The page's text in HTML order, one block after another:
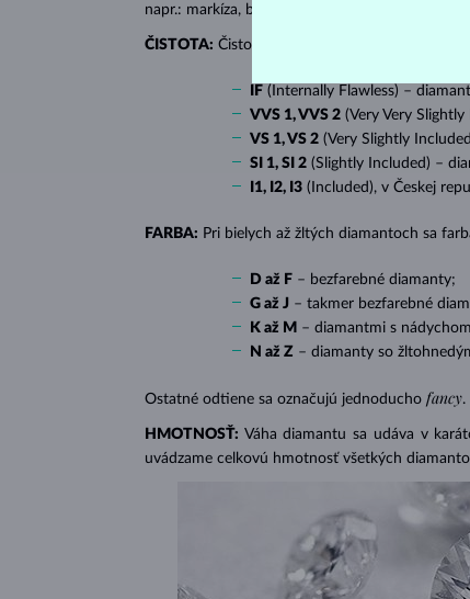
napr.: markíza, bageta, srdiečko, slza, ovál či
ČISTOTA: Čistotu určuje množstvo, veľkosť a
IF (Internally Flawless) –
VVS 1, VVS 2 (Very Very
VS 1, VS 2 (Very Slightly
SI 1, SI 2 (Slightly Included) –
I1, I2, I3 (Included), v Českej
FARBA: Pri bielych až žltých diamantoch sa
D až F – bezfarebné diamanty;
G až J – takmer bezfarebné
K až M – diamantmi s
N až Z – diamanty so
Ostatné odtiene sa označujú jednoducho fancy.
HMOTNOSŤ: Váha diamantu sa udáva v
uvádzame celkovú hmotnosť všetkých